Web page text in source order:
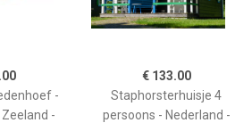
-
-
€ 133.00
Staphorsterhuisje 4
persoons - Nederland -